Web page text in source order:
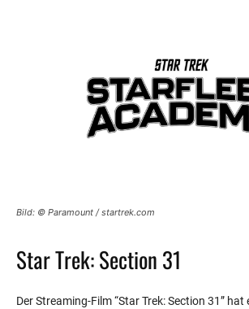
Bild: © Paramount / startrek.com
Star Trek: Section 31
Der Streaming-Film “Star Trek: Section 31”